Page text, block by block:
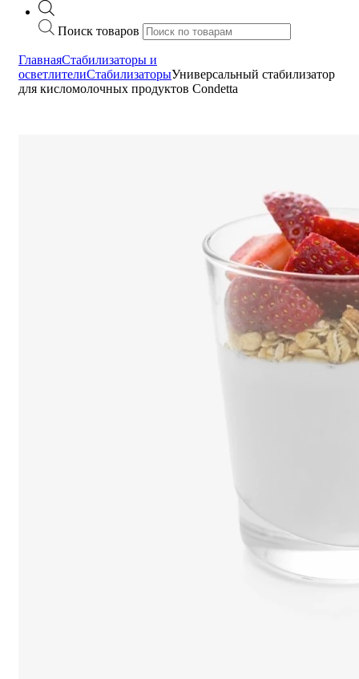
Поиск товаров
ГлавнаяCтабилизаторы и
осветлителиСтабилизаторыУниверсальный стабилизатор
для кисломолочных продуктов Condetta